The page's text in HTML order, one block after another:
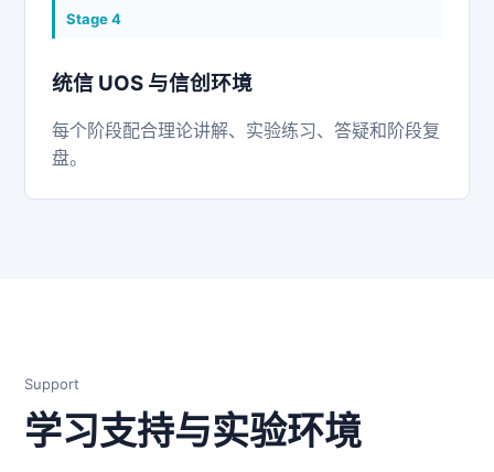
Stage4
统信 UOS 与信创环境
每个阶段配合理论讲解、实验练习、答疑和阶段复
盘。
Support
学习支持与实验环境